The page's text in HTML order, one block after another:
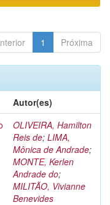
1 Próxima
Autor(es)
OLIVEIRA, Hamilton
Reis de; LIMA,
Mônica de Andrade;
MONTE, Kerlen
Andrade do;
MILITÃO, Vivianne
Benevides